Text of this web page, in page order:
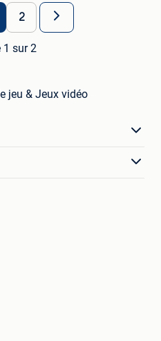
2
1 sur 2
jeu & Jeux vidéo